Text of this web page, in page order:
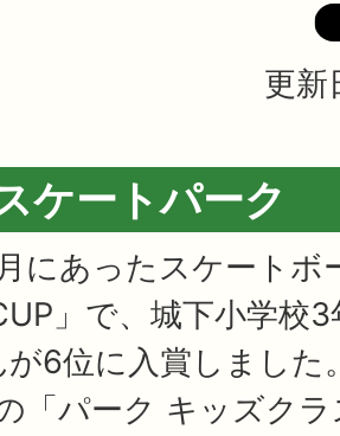
更新
ケートパーク
にあったスケートボ
」で、城下小学校
6位に入賞しました
「パーク キッズク